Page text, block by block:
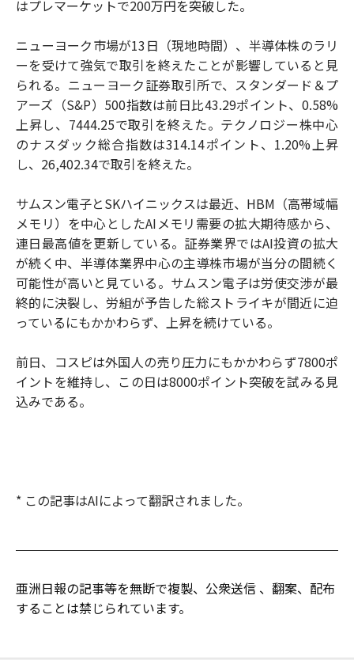
はプレマーケットで200万円を突破した。
ニューヨーク市場が13日（現地時間）、半導体株のラリ
ーを受けて強気で取引を終えたことが影響していると見
られる。ニューヨーク証券取引所で、スタンダード＆プ
アーズ（S&P）500指数は前日比43.29ポイント、0.58%
上昇し、7444.25で取引を終えた。テクノロジー株中心
のナスダック総合指数は314.14ポイント、1.20%上昇
し、26,402.34で取引を終えた。
サムスン電子とSKハイニックスは最近、HBM（高帯域幅
メモリ）を中心としたAIメモリ需要の拡大期待感から、
連日最高値を更新している。証券業界ではAI投資の拡大
が続く中、半導体業界中心の主導株市場が当分の間続く
可能性が高いと見ている。サムスン電子は労使交渉が最
終的に決裂し、労組が予告した総ストライキが間近に迫
っているにもかかわらず、上昇を続けている。
前日、コスピは外国人の売り圧力にもかかわらず7800ポ
イントを維持し、この日は8000ポイント突破を試みる見
込みである。
* この記事はAIによって翻訳されました。
亜洲日報の記事等を無断で複製、公衆送信 、翻案、配布
することは禁じられています。